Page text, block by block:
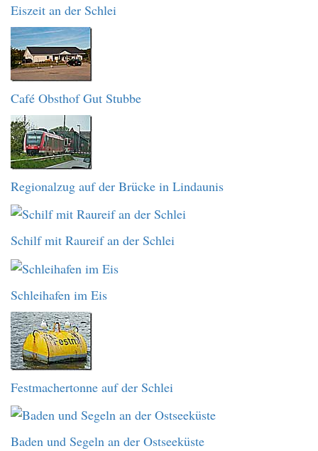
Eiszeit an der Schlei
Café Obsthof Gut Stubbe
Regionalzug auf der Brücke in Lindaunis
Schilf mit Raureif an der Schlei
Schleihafen im Eis
Festmachertonne auf der Schlei
Baden und Segeln an der Ostseeküste